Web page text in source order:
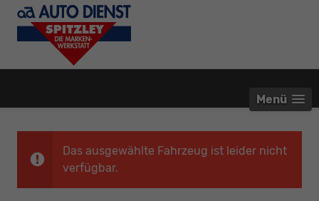
Menü
Das ausgewählte Fahrzeug ist leider nicht
verfügbar.